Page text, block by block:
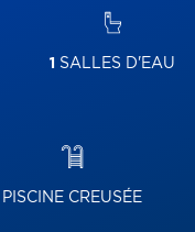
1 SALLES D'EAU
PISCINE CREUSÉE